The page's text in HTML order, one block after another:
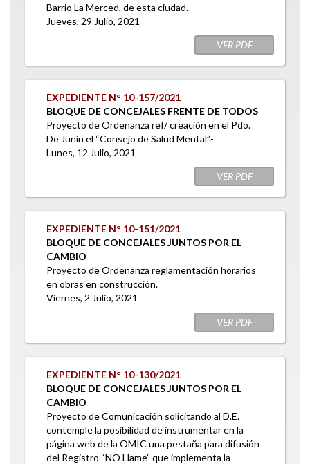
Barrio La Merced, de esta ciudad.
Jueves, 29 Julio, 2021
VER PDF
EXPEDIENTE N° 10-157/2021
BLOQUE DE CONCEJALES FRENTE DE TODOS
Proyecto de Ordenanza ref/ creación en el Pdo.
De Junín el “Consejo de Salud Mental”.-
Lunes, 12 Julio, 2021
VER PDF
EXPEDIENTE N° 10-151/2021
BLOQUE DE CONCEJALES JUNTOS POR EL
CAMBIO
Proyecto de Ordenanza reglamentación horarios
en obras en construcción.
Viernes, 2 Julio, 2021
VER PDF
EXPEDIENTE N° 10-130/2021
BLOQUE DE CONCEJALES JUNTOS POR EL
CAMBIO
Proyecto de Comunicación solicitando al D.E.
contemple la posibilidad de instrumentar en la
página web de la OMIC una pestaña para difusión
del Registro “NO Llame” que implementa la